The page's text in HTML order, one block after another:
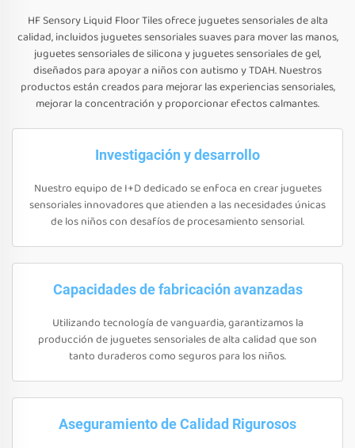
HF Sensory Liquid Floor Tiles ofrece juguetes sensoriales de alta
calidad, incluidos juguetes sensoriales suaves para mover las manos,
juguetes sensoriales de silicona y juguetes sensoriales de gel,
diseñados para apoyar a niños con autismo y TDAH. Nuestros
productos están creados para mejorar las experiencias sensoriales,
mejorar la concentración y proporcionar efectos calmantes.
Investigación y desarrollo
Nuestro equipo de I+D dedicado se enfoca en crear juguetes
sensoriales innovadores que atienden a las necesidades únicas
de los niños con desafíos de procesamiento sensorial.
Capacidades de fabricación avanzadas
Utilizando tecnología de vanguardia, garantizamos la
producción de juguetes sensoriales de alta calidad que son
tanto duraderos como seguros para los niños.
Aseguramiento de Calidad Rigurosos